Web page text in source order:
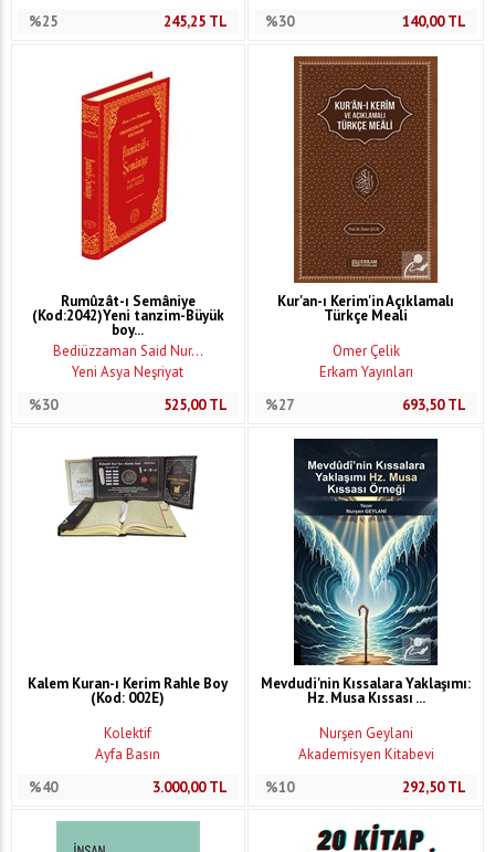
%25
245,25TL
%30
140,00TL
Rumûzât-ı Semâniye
(Kod:2042)Yeni tanzim-Büyük
boy...
Bediüzzaman Said Nur...
Yeni Asya Neşriyat
%30
525,00TL
Kur'an-ı Kerim'in Açıklamalı
Türkçe Meali
Ömer Çelik
Erkam Yayınları
%27
693,50TL
Kalem Kuran-ı Kerim Rahle Boy
(Kod: 002E)
Kolektif
Ayfa Basın
%40
3.000,00TL
Mevdudi'nin Kıssalara Yaklaşımı:
Hz. Musa Kıssası ...
Nurşen Geylani
Akademisyen Kitabevi
%10
292,50TL